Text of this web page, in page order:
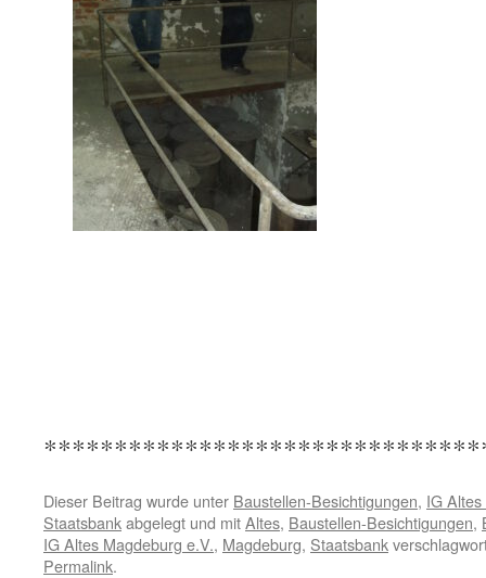
Dieser Beitrag wurde unter Baustellen-Besichtigungen, IG
Staatsbankabgelegt und mitAltes, Baustellen-Besichtigungen,
IG Altes Magdeburg e.V., Magdeburg, Staatsbank
Permalink.